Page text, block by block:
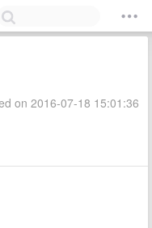
on 2016-07-18 15:01:36